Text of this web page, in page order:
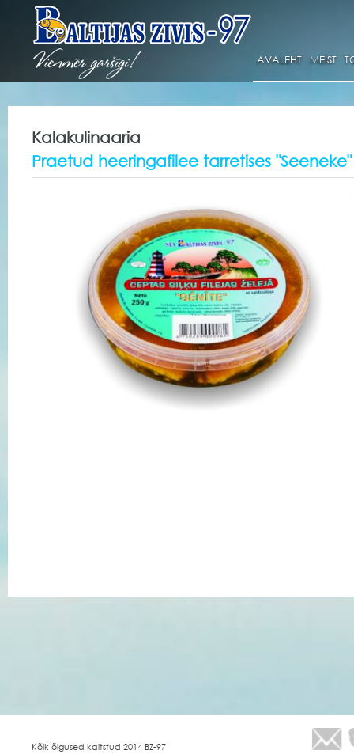
AVALEHT MEIST
Kalakulinaaria
Praetud heeringafilee tarretises "Seeneke"
Kõik õigused kaitstud 2014 BZ-97